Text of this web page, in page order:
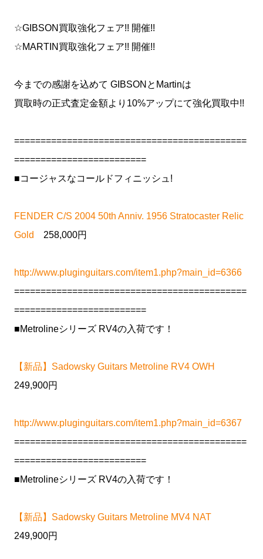
☆GIBSON買取強化フェア!! 開催!!
☆MARTIN買取強化フェア!! 開催!!
今までの感謝を込めて GIBSONとMartinは
買取時の正式査定金額より10%アップにて強化買取中!!
============================================
=========================
■コージャスなコールドフィニッシュ!
FENDER C/S 2004 50th Anniv. 1956 Stratocaster Relic
Gold
258,000円
http://www.pluginguitars.com/item1.php?main_id=6366
============================================
=========================
■Metrolineシリーズ RV4の入荷です！
【新品】Sadowsky Guitars Metroline RV4 OWH
249,900円
http://www.pluginguitars.com/item1.php?main_id=6367
============================================
=========================
■Metrolineシリーズ RV4の入荷です！
【新品】Sadowsky Guitars Metroline MV4 NAT
249,900円